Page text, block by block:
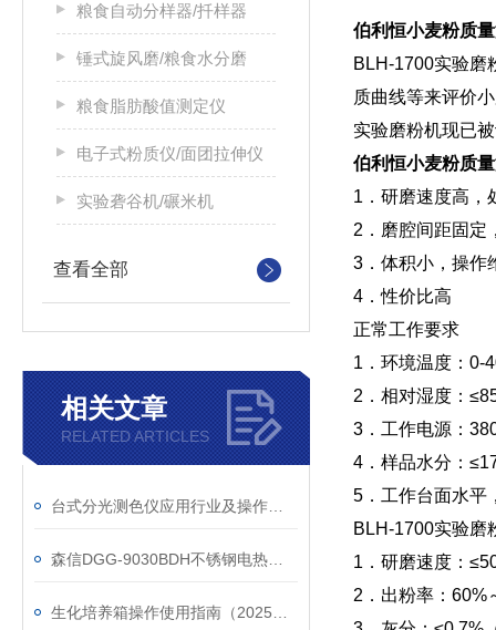
粮食自动分样器/扦样器
锤式旋风磨/粮食水分磨
粮食脂肪酸值测定仪
电子式粉质仪/面团拉伸仪
实验砻谷机/碾米机
查看全部
相关文章
RELATED ARTICLES
伯利恒小麦粉质
BLH-1700实验磨
质曲线等来评价
实验磨粉机现已
伯利恒小麦粉质
1．研磨速度高，
2．磨腔间距固定
3．体积小，操作
4．性价比高
正常工作要求
1．环境温度：0-
2．相对湿度：
3．工作电源：
4．样品水分：
5．工作台面水平
BLH-1700实验磨
1．研磨速度：
2．出粉率：60%